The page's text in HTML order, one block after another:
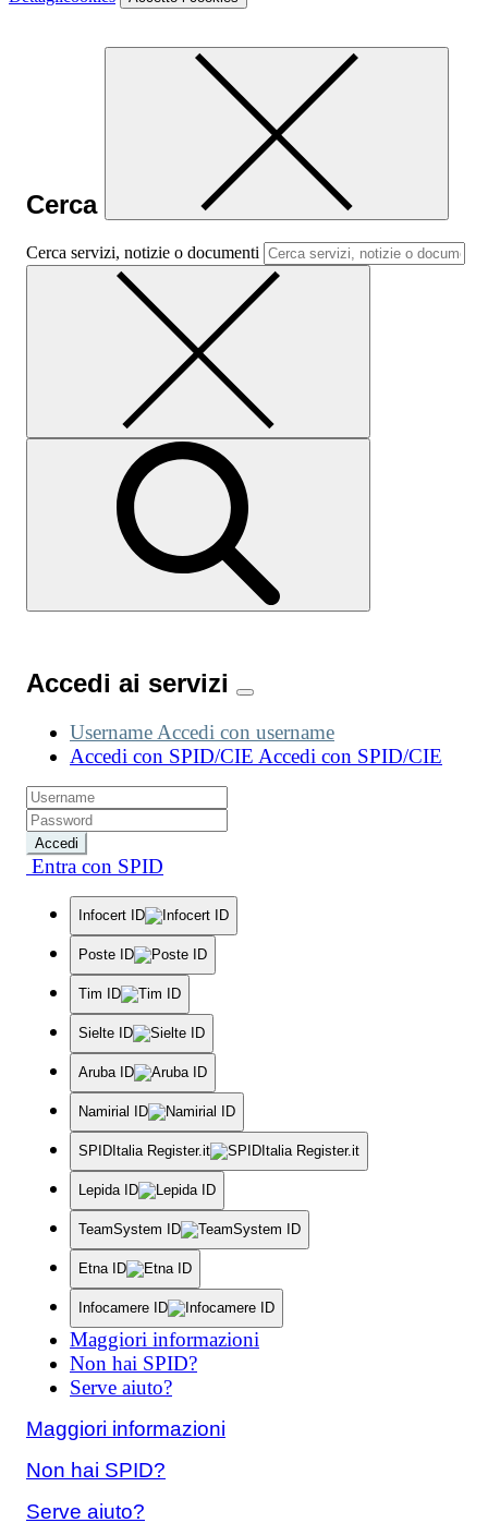
Cerca
Cerca servizi, notizie o documenti
Accedi ai servizi
Username Accedi con username
Accedi con SPID/CIE Accedi con SPID/CIE
Accedi
Entra con SPID
Infocert ID
Poste ID
Tim ID
Sielte ID
Aruba ID
Namirial ID
SPIDItalia Register.it
Lepida ID
TeamSystem ID
Etna ID
Infocamere ID
Maggiori informazioni
Non hai SPID?
Serve aiuto?
Maggiori informazioni
Non hai SPID?
Serve aiuto?